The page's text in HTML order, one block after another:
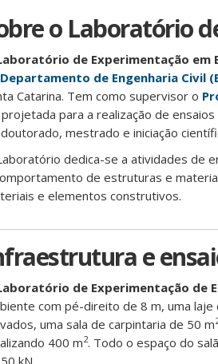
o Laboratório
de Experimentação em
Departamento de Engenharia Civil
Catarina. Tem como supervisor o
para a realização de
mestrado e iniciação
dedica-se a atividades de
de estruturas e
e elementos construtivos.
e
de Experimentação de
com pé-direito de 8 m, uma
uma sala de carpintaria de 50 m
400 m2. Todo o espaço do
kN.